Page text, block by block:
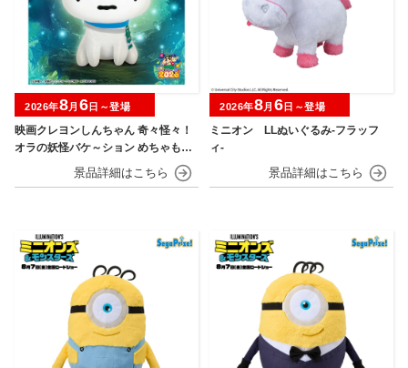
映画クレヨンしんちゃん 奇々怪々！
オラの妖怪バケ～ション めちゃもふ
ぐっとぬいぐるみ～おすわりポーズ
2026年8月 6日～登場
ミニオン LLぬいぐるみ‐フラッフ
ィ‐
2026年8月 6日～登場